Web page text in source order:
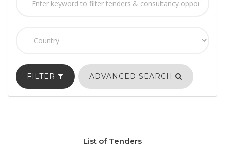
FILTER ADVANCED SEARCH
List of Tenders